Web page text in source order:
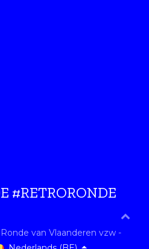
#RETRORONDE
van Vlaanderen vzw -